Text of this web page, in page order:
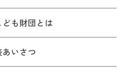
も財団とは
いさつ